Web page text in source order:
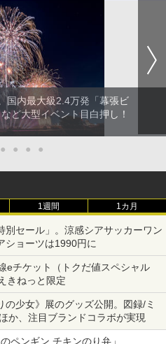
国内最大級2.4万発「幕張ビ
ど大型イベント目白押し！
● ● ● ●
1週間 1カ月
別セール」。涼感シアサッカーワン
ショーツは1990円に
eチケット（トクだ値スペシャル
きねっと限定
の少女》展のグッズ公開。図録/ミ
か、注目ブランドコラボが実現
ペンギン チキンのり弁」